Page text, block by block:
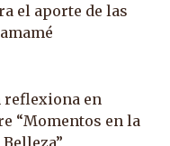
el aporte de las
reflexiona en
“Momentos en la